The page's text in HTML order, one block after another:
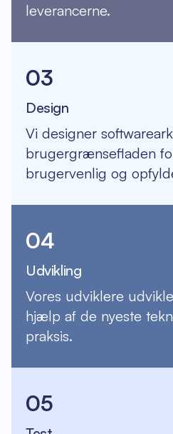
leverancerne.
03
Design
Vi designer
brugergrænsefladen
brugervenlig og
04
Udvikling
Vores udviklere
hjælp af de nyeste
praksis.
05